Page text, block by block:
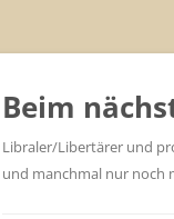
Zum
springen
Beim
Libraler/Libertärer und
und manchmal nur noch